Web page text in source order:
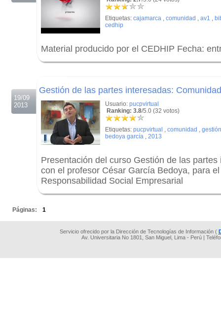
Etiquetas: cajamarca , comunidad , av1 ,
cedhip
Material producido por el CEDHIP Fecha:
19/09
2013
Gestión de las partes interesadas:
Usuario: pucpvirtual
Ranking: 3.8/5.0 (32 votos)
Etiquetas: pucpvirtual , comunidad ,
bedoya garcía , 2013
Presentación del curso Gestión de las
con el profesor César García Bedoya, para
Responsabilidad Social Empresarial
Páginas: 1
Servicio ofrecido por la Dirección de Tecnologías de Información (
Av. Universitaria No 1801, San Miguel, Lima - Perú |